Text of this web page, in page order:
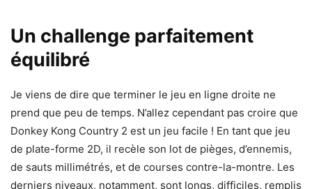
Un challenge parfaitement
équilibré
Je viens de dire que terminer le jeu en ligne droite ne
prend que peu de temps. N’allez cependant pas croire que
Donkey Kong Country 2 est un jeu facile ! En tant que jeu
de plate-forme 2D, il recèle son lot de pièges, d’ennemis,
de sauts millimétrés, et de courses contre-la-montre. Les
derniers niveaux, notamment, sont longs, difficiles, remplis